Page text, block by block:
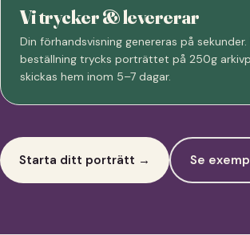
Vi trycker & levererar
Din förhandsvisning genereras på
beställning trycks porträttet på 250g
skickas hem inom 5–7 dagar.
Starta ditt porträtt → Se